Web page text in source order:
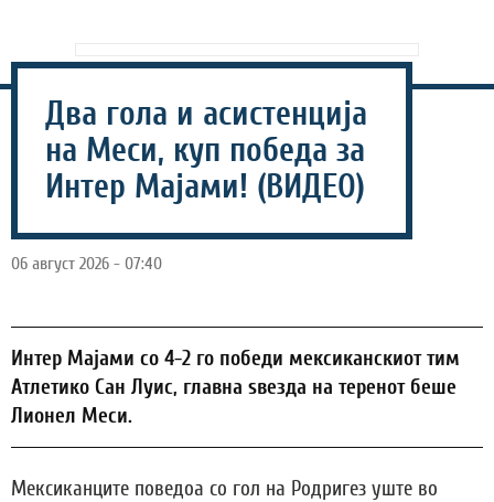
Два гола и асистенција
на Меси, куп победа за
Интер Мајами! (ВИДЕО)
06 август 2026 - 07:40
Интер Мајами со 4-2 го победи мексиканскиот тим
Атлетико Сан Луис, главна ѕвезда на теренот беше
Лионел Меси.
Мексиканците поведоа со гол на Родригез уште во